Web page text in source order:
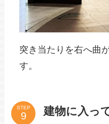
突き当たりを右へ曲
す。
STEP
建物に入っ